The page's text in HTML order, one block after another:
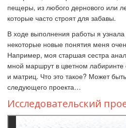
пещеры, из любого дернового или
которые часто строят для забавы.
В ходе выполнения работы я
некоторые новые понятия меня
Например, моя старшая сестра
мной маршрут в цветном
и матриц. Что это такое? Может
следующего проекта…
Исследовательский